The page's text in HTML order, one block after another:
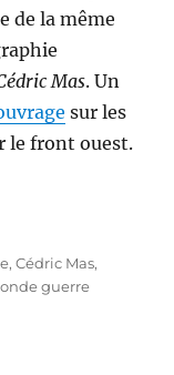
de la même
Mas. Un
sur les
le front ouest.
,Cédric Mas,
guerre